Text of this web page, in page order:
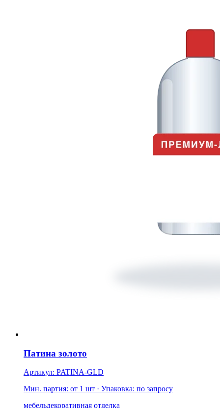
Патина золото
Артикул: PATINA-GLD
Мин. партия: от 1 шт · Упаковка: по запросу
мебельдекоративная отделка